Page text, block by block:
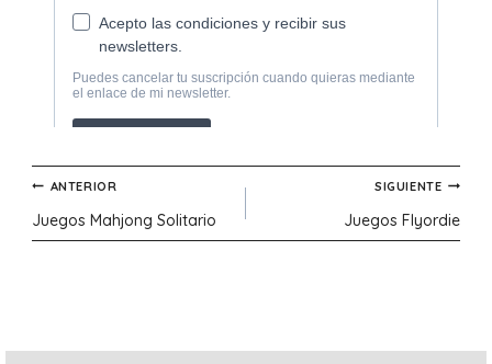
Navegación
de
ANTERIOR
Juegos Mahjong Solitario
SIGUIENTE
Juegos Flyordie